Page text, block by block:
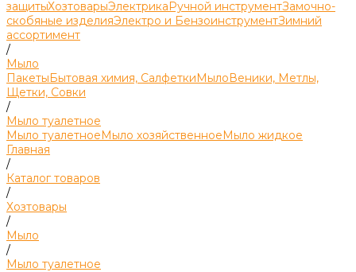
защитыХозтоварыЭлектрикаРучной инструментЗамочно-
скобяные изделияЭлектро и БензоинструментЗимний
ассортимент
/
Мыло
ПакетыБытовая химия, СалфеткиМылоВеники, Метлы,
Щетки, Совки
/
Мыло туалетное
Мыло туалетноеМыло хозяйственноеМыло жидкое
Главная
/
Каталог товаров
/
Хозтовары
/
Мыло
/
Мыло туалетное